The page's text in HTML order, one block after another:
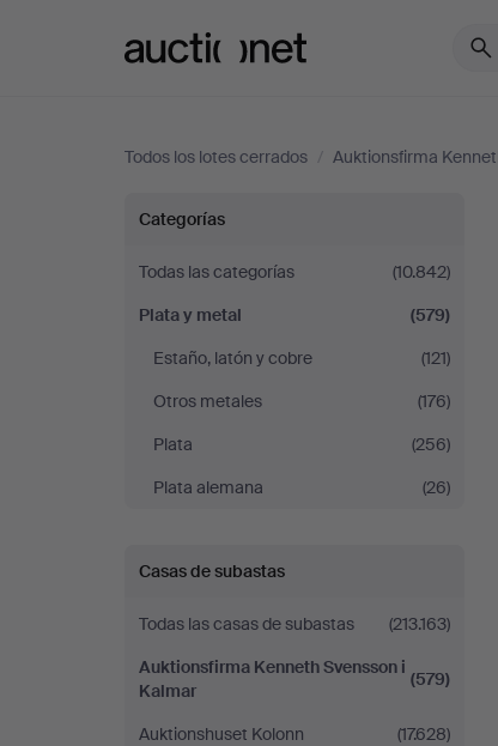
Todos los lotes cerrados / Auktionsfirma
Plata
y
metal
en
Auktionsfirma
Kenneth
Svensson
Kalmar
Categorías
Todas las categorías
(10.842)
Plata y metal
(579)
Estaño, latón y cobre
(121)
Otros metales
(176)
Plata
(256)
Plata alemana
(26)
Casas de subastas
Todas las casas de subastas
(213.163)
Auktionsfirma Kenneth Svensson i
Kalmar
(579)
Auktionshuset Kolonn
(17.628)